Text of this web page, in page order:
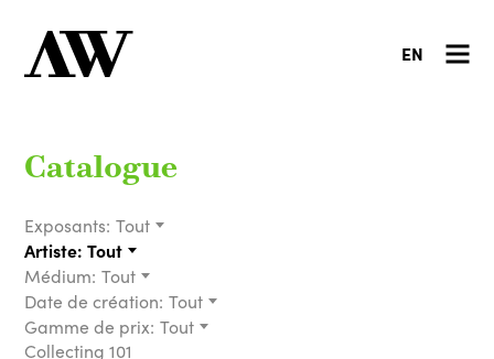
EN
Catalogue
Exposants: Tout
Artiste: Tout
Médium: Tout
Date de création: Tout
Gamme de prix: Tout
Collecting 101